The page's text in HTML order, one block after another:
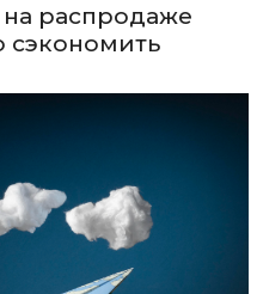
на распродаже